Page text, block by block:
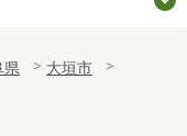
県
大垣市